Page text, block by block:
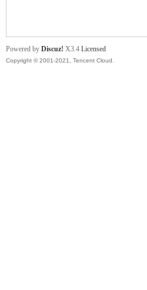
Powered by Discuz! X3.4 Licensed
Copyright © 2001-2021, Tencent Cloud.